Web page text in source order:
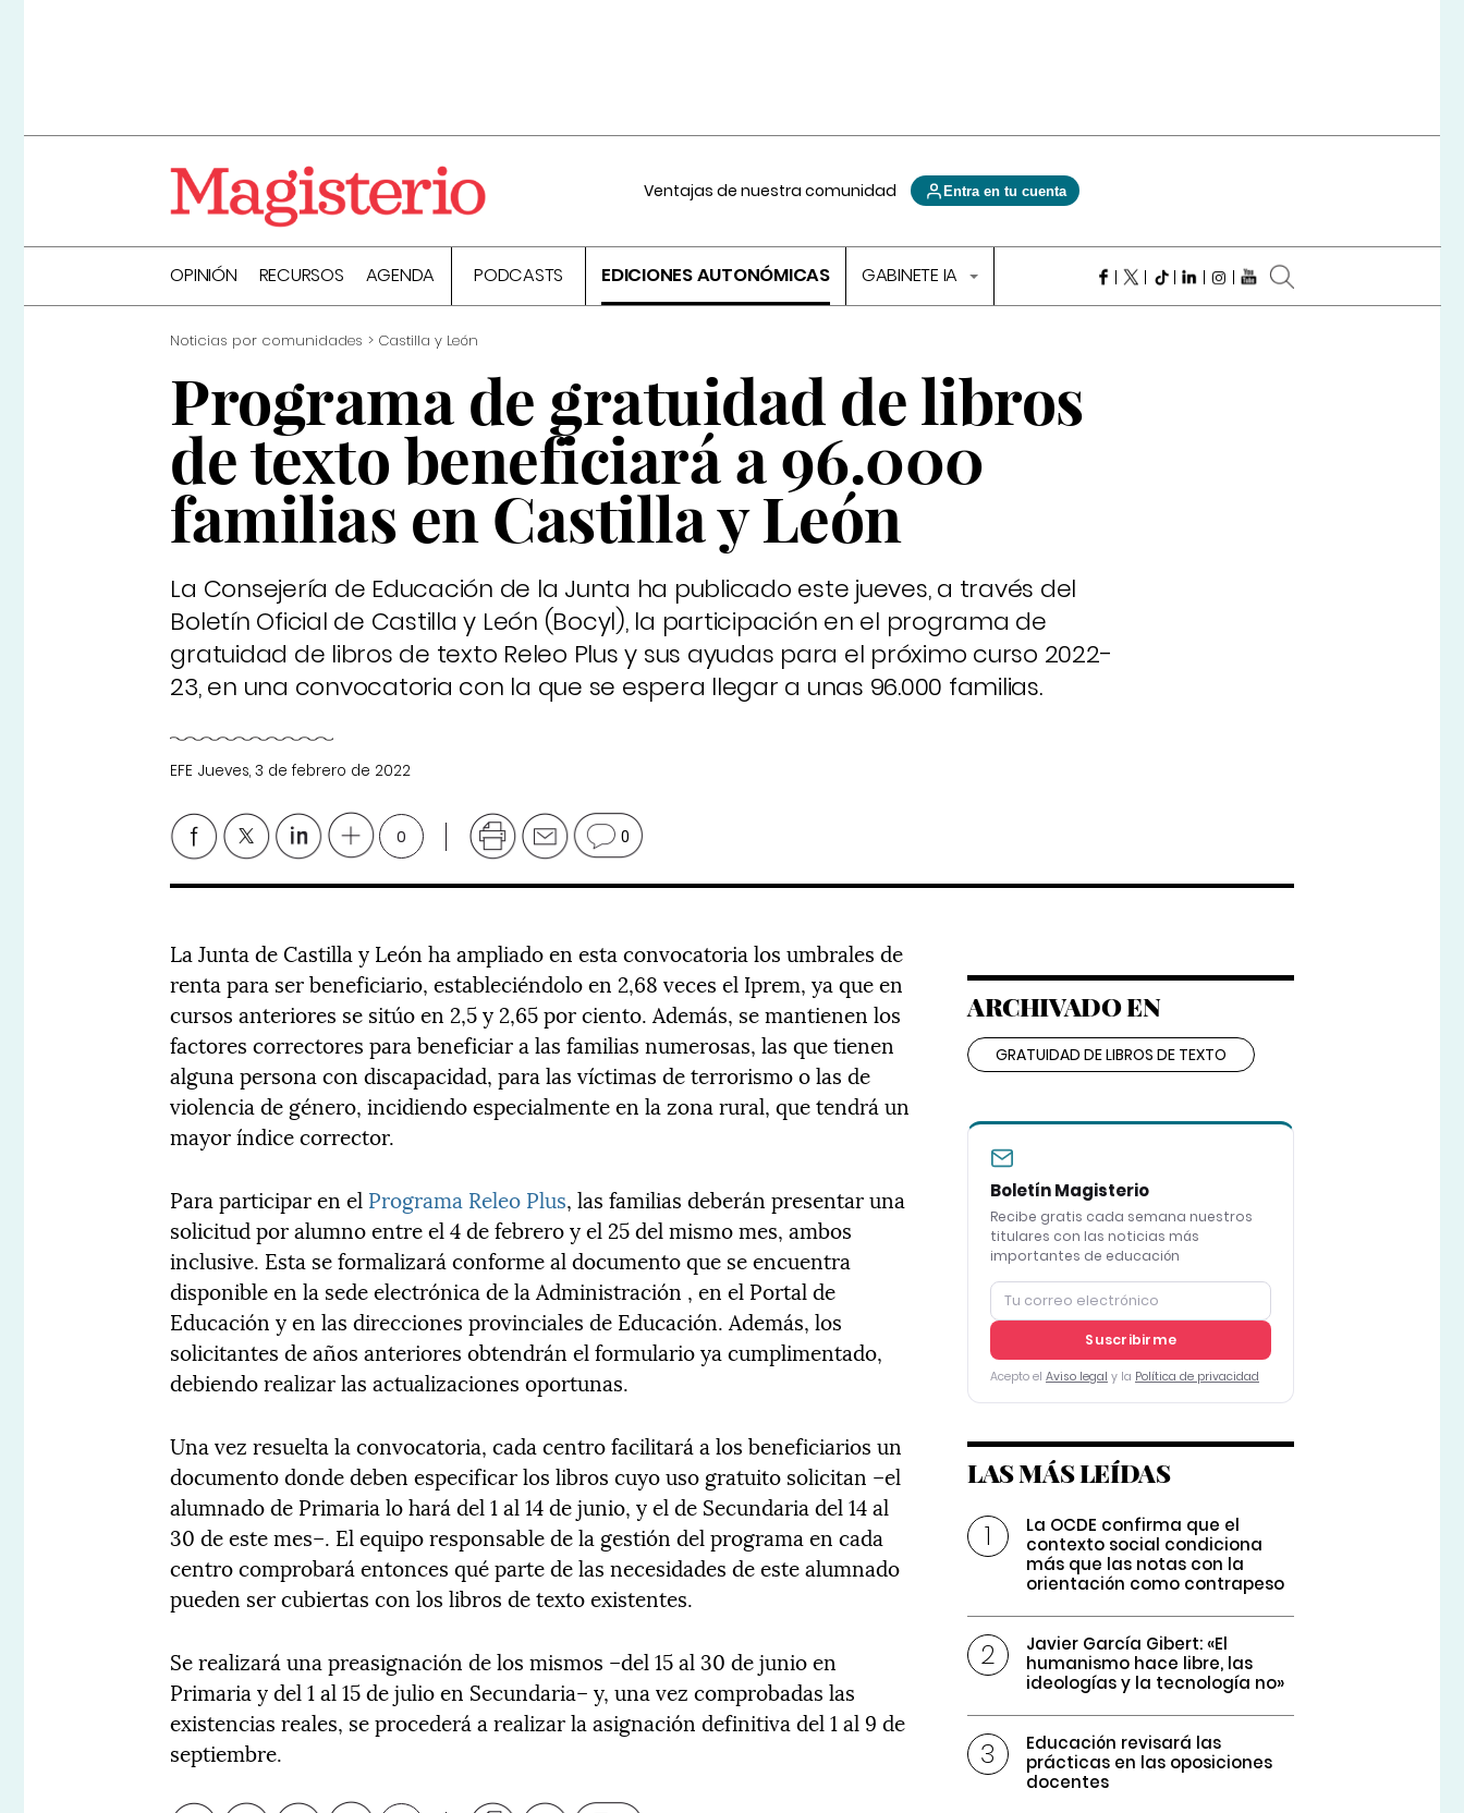
Ventajas de nuestra comunidad Entra en tu cuenta
OPINIÓN RECURSOS AGENDA PODCASTS EDICIONES AUTONÓMICAS GABINETE IA
Noticias por comunidades Castilla y León
Programa de gratuidad de libros
de texto beneficiará a 96.000
familias en Castilla y León
La Consejería de Educación de la Junta ha publicado este jueves, a través del
Boletín Oficial de Castilla y León (Bocyl), la participación en el programa de
gratuidad de libros de texto Releo Plus y sus ayudas para el próximo curso 2022-
23, en una convocatoria con la que se espera llegar a unas 96.000 familias.
EFE Jueves, 3 de febrero de 2022
0 0
La Junta de Castilla y León ha ampliado en esta convocatoria los umbrales de
renta para ser beneficiario, estableciéndolo en 2,68 veces el Iprem, ya que en
cursos anteriores se sitúo en 2,5 y 2,65 por ciento. Además, se mantienen los
factores correctores para beneficiar a las familias numerosas, las que tienen
alguna persona con discapacidad, para las víctimas de terrorismo o las de
violencia de género, incidiendo especialmente en la zona rural, que tendrá un
mayor índice corrector.
Para participar en el Programa Releo Plus, las familias deberán presentar una
solicitud por alumno entre el 4 de febrero y el 25 del mismo mes, ambos
inclusive. Esta se formalizará conforme al documento que se encuentra
disponible en la sede electrónica de la Administración , en el Portal de
Educación y en las direcciones provinciales de Educación. Además, los
solicitantes de años anteriores obtendrán el formulario ya cumplimentado,
debiendo realizar las actualizaciones oportunas.
Una vez resuelta la convocatoria, cada centro facilitará a los beneficiarios un
documento donde deben especificar los libros cuyo uso gratuito solicitan –el
alumnado de Primaria lo hará del 1 al 14 de junio, y el de Secundaria del 14 al
30 de este mes–. El equipo responsable de la gestión del programa en cada
centro comprobará entonces qué parte de las necesidades de este alumnado
pueden ser cubiertas con los libros de texto existentes.
Se realizará una preasignación de los mismos –del 15 al 30 de junio en
Primaria y del 1 al 15 de julio en Secundaria– y, una vez comprobadas las
existencias reales, se procederá a realizar la asignación definitiva del 1 al 9 de
septiembre.
ARCHIVADO EN
GRATUIDAD DE LIBROS DE TEXTO
Boletín Magisterio
Recibe gratis cada semana nuestros
titulares con las noticias más
importantes de educación
Suscribirme
Acepto el Aviso legal y la Política de privacidad
LAS MÁS LEÍDAS
La OCDE confirma que el
contexto social condiciona
más que las notas con la
orientación como contrapeso
Javier García Gibert: «El
humanismo hace libre, las
ideologías y la tecnología no»
Educación revisará las
prácticas en las oposiciones
docentes